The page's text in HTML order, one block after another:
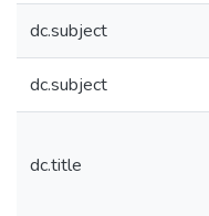
dc.subject
dc.subject
dc.title